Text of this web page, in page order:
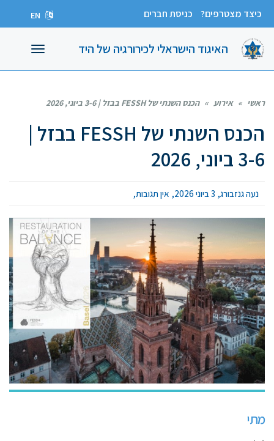
כיצד מצטרפים? כניסת חברים EN
האיגוד הישראלי לכירורגיה של היד תפריט
ראשי » אירוע » הכנס השנתי של FESSH בבזל | 3-6 ביוני, 2026
הכנס השנתי של FESSH בבזל |
3-6 ביוני, 2026
נעה גנזבורג 3 ביוני 2026 אין תגובות
מתי